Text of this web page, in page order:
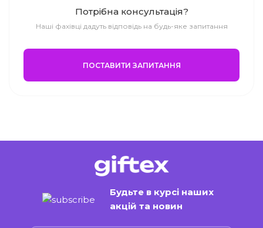
Потрібна консультація?
Наші фахівці дадуть відповідь на будь-яке запитання
ПОСТАВИТИ ЗАПИТАННЯ
Будьте в курсі наших
акцій та новин